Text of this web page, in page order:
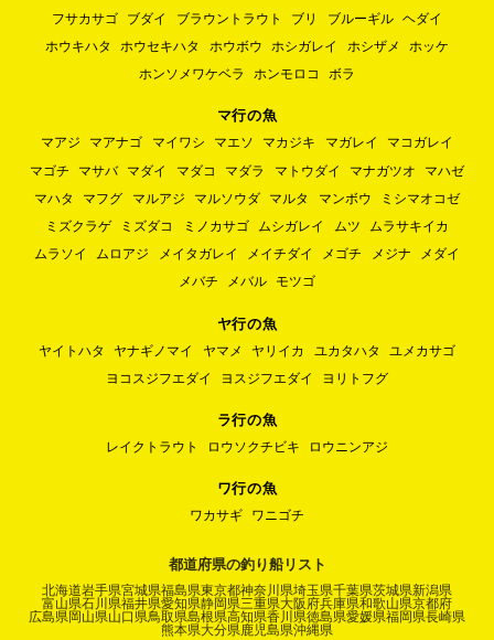
フサカサゴ
ブダイ ブラウントラウト ブリ ブルーギル
ヘダイ
ホウキハタ
ホウセキハタ ホウボウ ホシガレイ ホシザメ
ホッケ
ホンソメワケベラ
ホンモロコ ボラ
マ行の魚
マアジ マアナゴ マイワシ マエソ マカジキ マガレイ
マコガレイ
マゴチ
マサバ マダイ マダコ マダラ マトウダイ マナガツオ
マハゼ
マハタ
マフグ マルアジ マルソウダ マルタ マンボウ
ミシマオコゼ
ミズクラゲ
ミズダコ ミノカサゴ ムシガレイ ムツ
ムラサキイカ
ムラソイ
ムロアジ メイタガレイ メイチダイ メゴチ メジナ
メダイ
メバチ
メバル モツゴ
ヤ行の魚
ヤイトハタ ヤナギノマイ ヤマメ ヤリイカ ユカタハタ
ユメカサゴ
ヨコスジフエダイ
ヨスジフエダイ ヨリトフグ
ラ行の魚
レイクトラウト ロウソクチビキ ロウニンアジ
ワ行の魚
ワカサギ ワニゴチ
都道府県の釣り船リスト
北海道岩手県宮城県福島県東京都神奈川県埼玉県千葉県茨城県新潟県
富山県石川県福井県愛知県静岡県三重県大阪府兵庫県和歌山県京都府
広島県岡山県山口県鳥取県島根県高知県香川県徳島県愛媛県福岡県長崎県
熊本県大分県鹿児島県沖縄県